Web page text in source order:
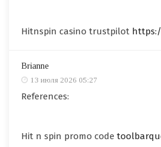
Hitnspin casino trustpilot
Brianne
13 июля 2026 05:27
References:
Hit n spin promo code